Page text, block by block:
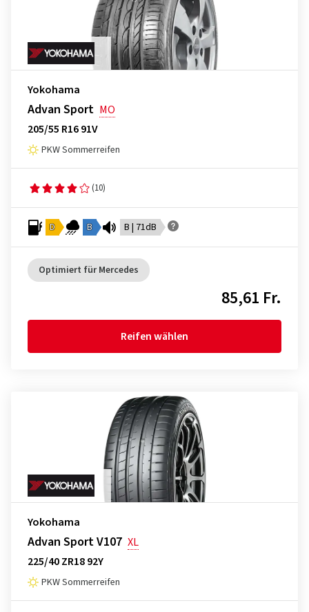
Yokohama
Advan Sport MO
205/55 R16 91V
PKW Sommerreifen
(10)
D B B | 71dB
Optimiert für Mercedes
85,61 Fr.
Reifen wählen
Yokohama
Advan Sport V107 XL
225/40 ZR18 92Y
PKW Sommerreifen